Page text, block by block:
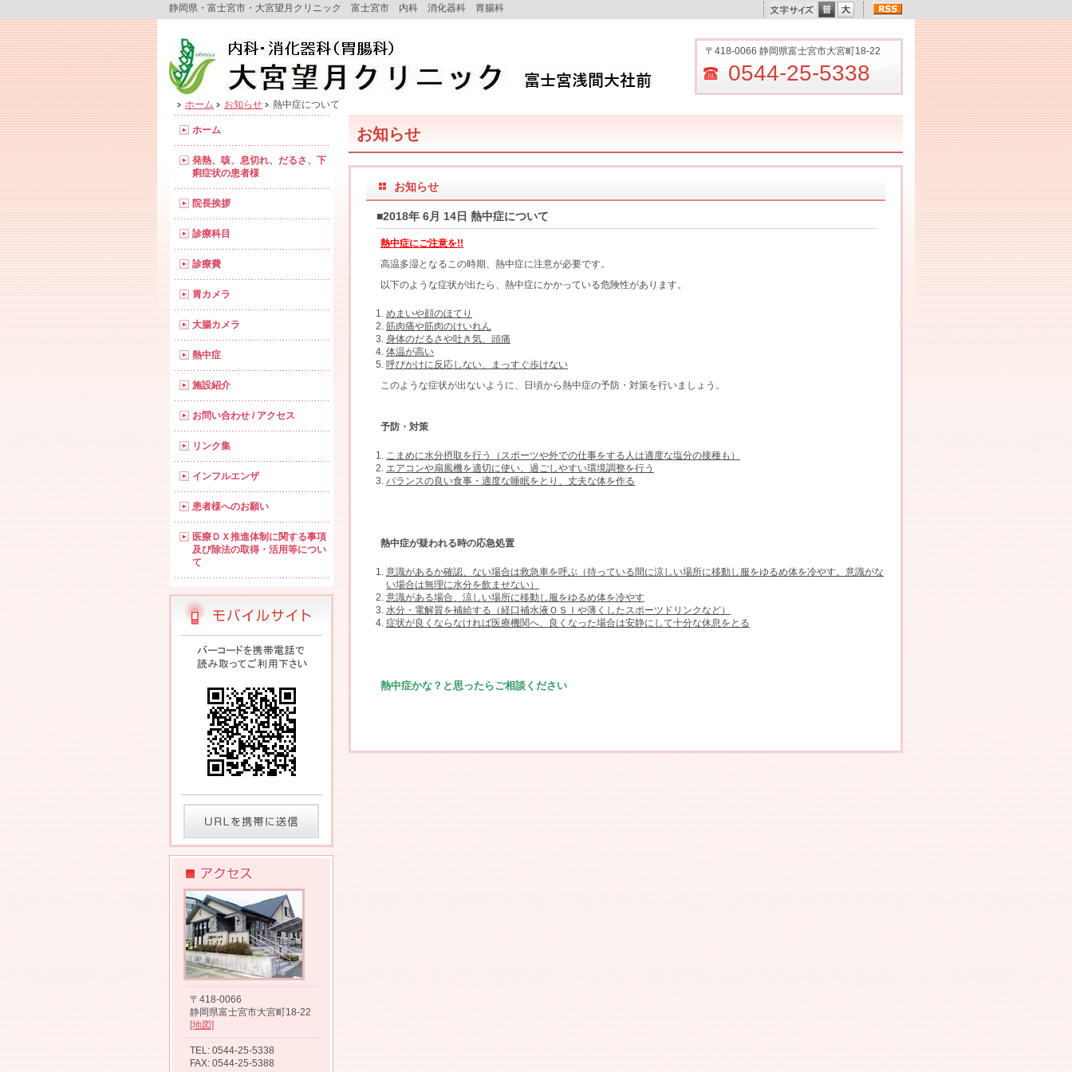
静岡県・富士宮市・大宮望月クリニック 富士宮市 内科 消化器科 胃腸科
〒418-0066 静岡県富士宮市大宮町18-22
0544-25-5338
ホーム お知らせ 熱中症について
お知らせ
お知らせ
■2018年 6月 14日 熱中症について
熱中症にご注意を!!
高温多湿となるこの時期、熱中症に注意が必要です。
以下のような症状が出たら、熱中症にかかっている危険性があります。
めまいや顔のほてり
筋肉痛や筋肉のけいれん
身体のだるさや吐き気、頭痛
体温が高い
呼びかけに反応しない、まっすぐ歩けない
このような症状が出ないように、日頃から熱中症の予防・対策を行いましょう。
予防・対策
こまめに水分摂取を行う（スポーツや外での仕事をする人は適度な塩分の接種も）
エアコンや扇風機を適切に使い、過ごしやすい環境調整を行う
バランスの良い食事・適度な睡眠をとり、丈夫な体を作る
熱中症が疑われる時の応急処置
意識があるか確認、ない場合は救急車を呼ぶ（待っている間に涼しい場所に移動し服をゆるめ体を冷やす。意識がな
い場合は無理に水分を飲ませない）
意識がある場合、涼しい場所に移動し服をゆるめ体を冷やす
水分・電解質を補給する（経口補水液ＯＳＩや薄くしたスポーツドリンクなど）
症状が良くならなければ医療機関へ、良くなった場合は安静にして十分な休息をとる
熱中症かな？と思ったらご相談ください
ホーム
発熱、咳、息切れ、だるさ、下
痢症状の患者様
院長挨拶
診療科目
診療費
胃カメラ
大腸カメラ
熱中症
施設紹介
お問い合わせ / アクセス
リンク集
インフルエンザ
患者様へのお願い
医療ＤＸ推進体制に関する事項
及び除法の取得・活用等につい
て
〒418-0066
静岡県富士宮市大宮町18-22
[地図]
TEL: 0544-25-5338
FAX: 0544-25-5388